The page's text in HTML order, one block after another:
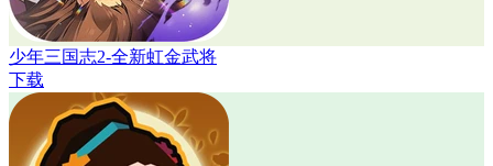
少年三国志2-全新虹金武将
下载